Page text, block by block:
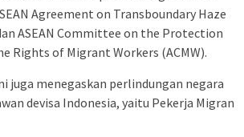
Agreement on Transboundary Haze
ASEAN Committee on the Protection
Rights of Migrant Workers (ACMW).
juga menegaskan perlindungan negara
devisa Indonesia, yaitu Pekerja Migran